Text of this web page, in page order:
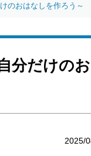
のおはなしを作ろう～
分だけの
2025/